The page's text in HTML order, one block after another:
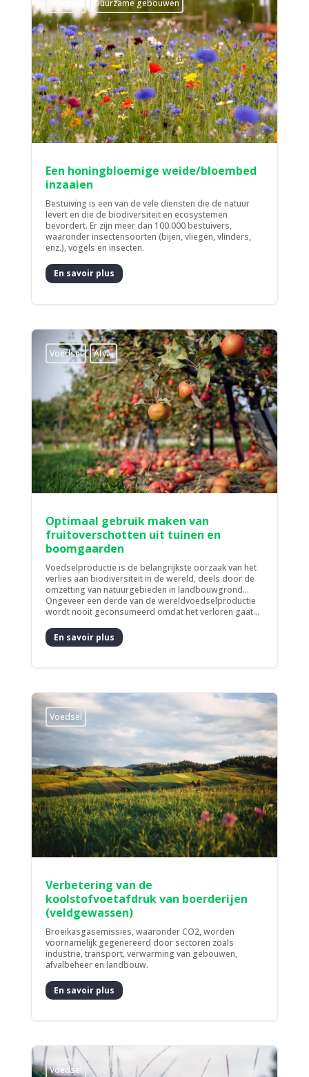
Duurzame gebouwen
Een honingbloemige weide/bloembed
inzaaien
Bestuiving is een van de vele diensten die de natuur
levert en die de biodiversiteit en ecosystemen
bevordert. Er zijn meer dan 100.000 bestuivers,
waaronder insectensoorten (bijen, vliegen, vlinders,
enz.), vogels en insecten.
En savoir plus
Voedsel Afval
Optimaal gebruik maken van
fruitoverschotten uit tuinen en
boomgaarden
Voedselproductie is de belangrijkste oorzaak van het
verlies aan biodiversiteit in de wereld, deels door de
omzetting van natuurgebieden in landbouwgrond...
Ongeveer een derde van de wereldvoedselproductie
wordt nooit geconsumeerd omdat het verloren gaat...
En savoir plus
Voedsel
Verbetering van de
koolstofvoetafdruk van boerderijen
(veldgewassen)
Broeikasgasemissies, waaronder CO2, worden
voornamelijk gegenereerd door sectoren zoals
industrie, transport, verwarming van gebouwen,
afvalbeheer en landbouw.
En savoir plus
Voedsel